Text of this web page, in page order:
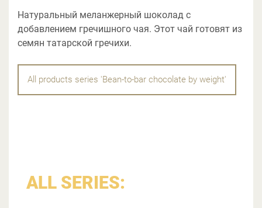
Натуральный меланжерный шоколад с
добавлением гречишного чая. Этот чай готовят из
семян татарской гречихи.
All products series 'Bean-to-bar chocolate by weight'
ALL SERIES: